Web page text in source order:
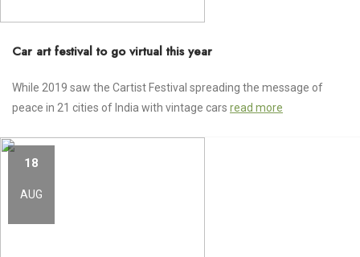
Car art festival to go virtual this year
While 2019 saw the Cartist Festival spreading the message of
peace in 21 cities of India with vintage cars read more
18
AUG